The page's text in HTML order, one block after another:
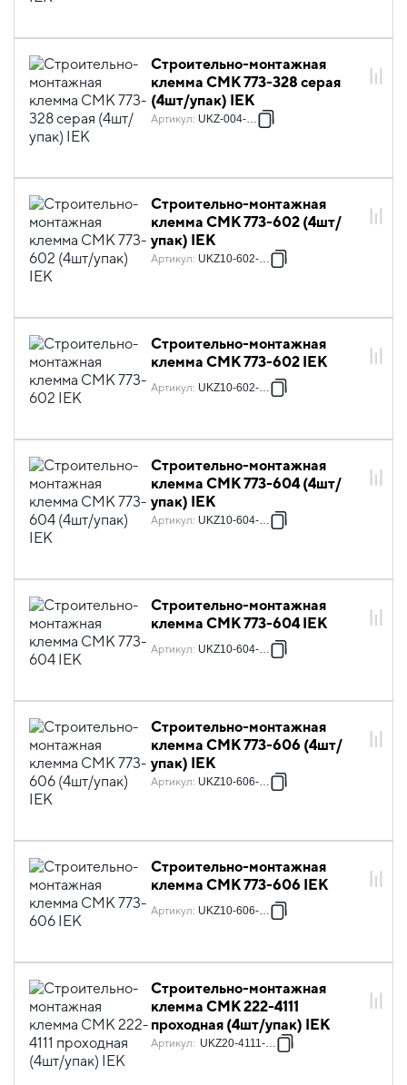
Строительно-монтажная
клемма СМК 773-328 серая
(4шт/упак) IEK
Артикул: UKZ-004-328
Строительно-монтажная
клемма СМК 773-602 (4шт/
упак) IEK
Артикул: UKZ10-602-004
Строительно-монтажная
клемма СМК 773-602 IEK
Артикул: UKZ10-602-050
Строительно-монтажная
клемма СМК 773-604 (4шт/
упак) IEK
Артикул: UKZ10-604-004
Строительно-монтажная
клемма СМК 773-604 IEK
Артикул: UKZ10-604-050
Строительно-монтажная
клемма СМК 773-606 (4шт/
упак) IEK
Артикул: UKZ10-606-004
Строительно-монтажная
клемма СМК 773-606 IEK
Артикул: UKZ10-606-050
Строительно-монтажная
клемма СМК 222-4111
проходная (4шт/упак) IEK
Артикул: UKZ20-4111-004